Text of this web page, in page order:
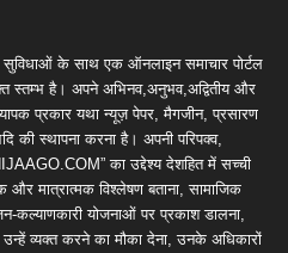
के साथ एक ऑनलाइन समाचार पोर्टल
स्तम्भ है। अपने अभिनव,अनुभव,अद्वितीय और
प्रकार यथा न्यूज़ पेपर, मैगजीन, प्रसारण
की स्थापना करना है। अपनी परिपक्व,
का उद्देश्य देशहित में सच्ची
मात्रात्मक विश्लेषण बताना, सामाजिक
योजनाओं पर प्रकाश डालना,
व्यक्त करने का मौका देना, उनके अधिकारों